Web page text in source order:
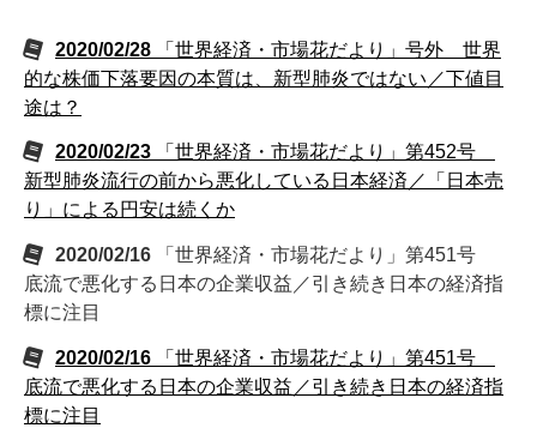
2020/02/28
「世界経済・市場花だより」号外 世界
的な株価下落要因の本質は、新型肺炎ではない／下値目
途は？
2020/02/23
「世界経済・市場花だより」第452号
新型肺炎流行の前から悪化している日本経済／「日本売
り」による円安は続くか
2020/02/16
「世界経済・市場花だより」第451号
底流で悪化する日本の企業収益／引き続き日本の経済指
標に注目
2020/02/16
「世界経済・市場花だより」第451号
底流で悪化する日本の企業収益／引き続き日本の経済指
標に注目